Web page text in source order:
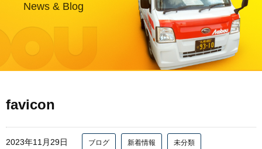
News & Blog
favicon
2023年11月29日 ブログ 新着情報 未分類